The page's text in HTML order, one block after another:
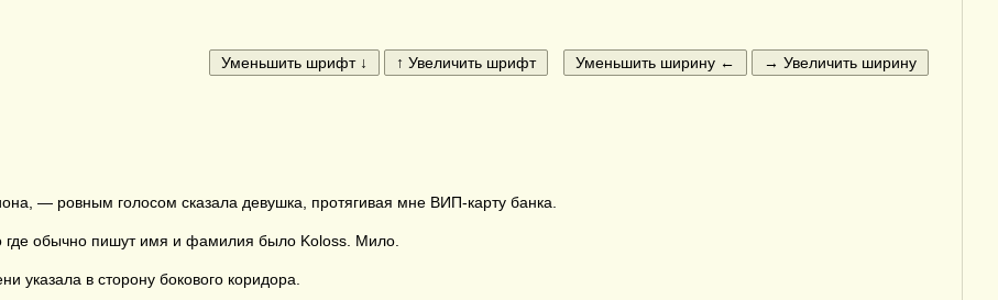
— ровным голосом сказала девушка, протягивая мне ВИП-карту банка.
где обычно пишут имя и фамилия было Koloss. Мило.
в сторону бокового коридора.